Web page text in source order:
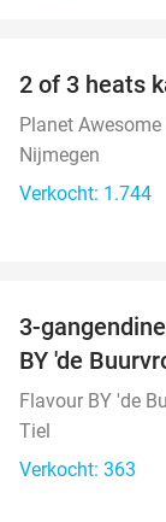
2 of 3 heats
Planet
Nijmegen
Verkocht: 1.744
3-
BY 'de
Flavour BY 'de
Tiel
Verkocht: 363